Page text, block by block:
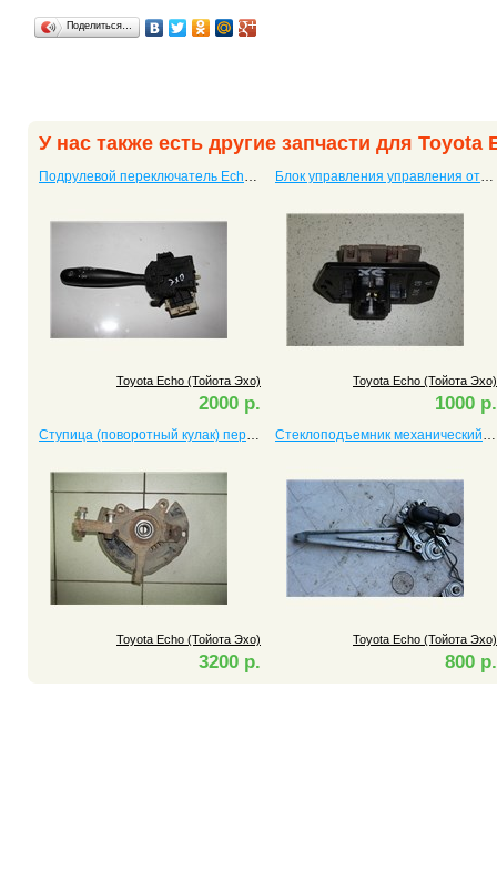
Поделиться…
У нас также есть другие запчасти для Toyota
Подрулевой переключатель Echo (Тойота Эхо)
Toyota Echo (Тойота Эхо)
2000 р.
Блок управления управления отопителем Echo (Тойота Эхо)
Toyota Echo (Тойота Эхо)
1000 р.
Ступица (поворотный кулак) передняя левая Echo (Тойота Эхо)
Toyota Echo (Тойота Эхо)
3200 р.
Стеклоподъемник механический задний правый Echo (Тойота Эхо)
Toyota Echo (Тойота Эхо)
800 р.